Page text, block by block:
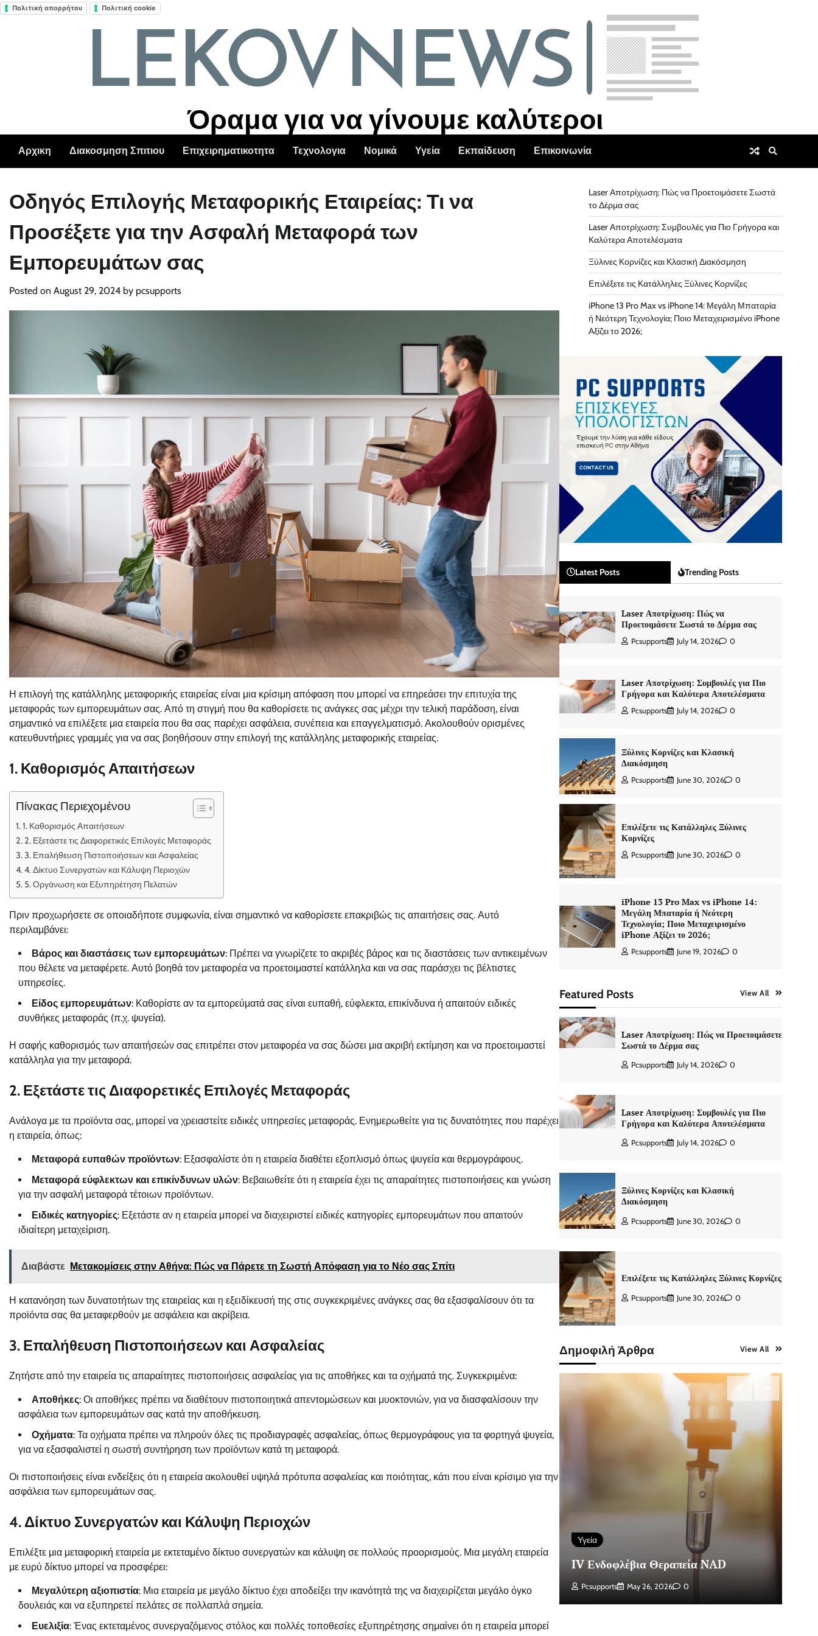
Πολιτική απορρήτου Πολιτική cookie
Όραμα για να γίνουμε καλύτεροι
Αρχικη Διακοσμηση Σπιτιου Επιχειρηματικοτητα Τεχνολογια Νομικά Υγεία Εκπαίδευση Επικοινωνία
Οδηγός Επιλογής Μεταφορικής Εταιρείας: Τι να
Προσέξετε για την Ασφαλή Μεταφορά των
Εμπορευμάτων σας
Posted on August 29, 2024 by pcsupports
Η επιλογή της κατάλληλης μεταφορικής εταιρείας είναι μια κρίσιμη απόφαση που μπορεί να επηρεάσει την επιτυχία της
μεταφοράς των εμπορευμάτων σας. Από τη στιγμή που θα καθορίσετε τις ανάγκες σας μέχρι την τελική παράδοση, είναι
σημαντικό να επιλέξετε μια εταιρεία που θα σας παρέχει ασφάλεια, συνέπεια και επαγγελματισμό. Ακολουθούν ορισμένες
κατευθυντήριες γραμμές για να σας βοηθήσουν στην επιλογή της κατάλληλης μεταφορικής εταιρείας.
1. Καθορισμός Απαιτήσεων
Πίνακας Περιεχομένου
1. Καθορισμός Απαιτήσεων
2. Εξετάστε τις Διαφορετικές Επιλογές Μεταφοράς
3. Επαλήθευση Πιστοποιήσεων και Ασφαλείας
4. Δίκτυο Συνεργατών και Κάλυψη Περιοχών
5. Οργάνωση και Εξυπηρέτηση Πελατών
Πριν προχωρήσετε σε οποιαδήποτε συμφωνία, είναι σημαντικό να καθορίσετε επακριβώς τις απαιτήσεις σας. Αυτό
περιλαμβάνει:
Βάρος και διαστάσεις των εμπορευμάτων: Πρέπει να γνωρίζετε το ακριβές βάρος και τις διαστάσεις των αντικειμένων
που θέλετε να μεταφέρετε. Αυτό βοηθά τον μεταφορέα να προετοιμαστεί κατάλληλα και να σας παράσχει τις βέλτιστες
υπηρεσίες.
Είδος εμπορευμάτων: Καθορίστε αν τα εμπορεύματά σας είναι ευπαθή, εύφλεκτα, επικίνδυνα ή απαιτούν ειδικές
συνθήκες μεταφοράς (π.χ. ψυγεία).
Η σαφής καθορισμός των απαιτήσεών σας επιτρέπει στον μεταφορέα να σας δώσει μια ακριβή εκτίμηση και να προετοιμαστεί
κατάλληλα για την μεταφορά.
2. Εξετάστε τις Διαφορετικές Επιλογές Μεταφοράς
Ανάλογα με τα προϊόντα σας, μπορεί να χρειαστείτε ειδικές υπηρεσίες μεταφοράς. Ενημερωθείτε για τις δυνατότητες που παρέχει
η εταιρεία, όπως:
Μεταφορά ευπαθών προϊόντων: Εξασφαλίστε ότι η εταιρεία διαθέτει εξοπλισμό όπως ψυγεία και θερμογράφους.
Μεταφορά εύφλεκτων και επικίνδυνων υλών: Βεβαιωθείτε ότι η εταιρεία έχει τις απαραίτητες πιστοποιήσεις και γνώση
για την ασφαλή μεταφορά τέτοιων προϊόντων.
Ειδικές κατηγορίες: Εξετάστε αν η εταιρεία μπορεί να διαχειριστεί ειδικές κατηγορίες εμπορευμάτων που απαιτούν
ιδιαίτερη μεταχείριση.
Διαβάστε Μετακομίσεις στην Αθήνα: Πώς να Πάρετε τη Σωστή Απόφαση για το Νέο σας Σπίτι
Η κατανόηση των δυνατοτήτων της εταιρείας και η εξειδίκευσή της στις συγκεκριμένες ανάγκες σας θα εξασφαλίσουν ότι τα
προϊόντα σας θα μεταφερθούν με ασφάλεια και ακρίβεια.
3. Επαλήθευση Πιστοποιήσεων και Ασφαλείας
Ζητήστε από την εταιρεία τις απαραίτητες πιστοποιήσεις ασφαλείας για τις αποθήκες και τα οχήματά της. Συγκεκριμένα:
Αποθήκες: Οι αποθήκες πρέπει να διαθέτουν πιστοποιητικά απεντομώσεων και μυοκτονιών, για να διασφαλίσουν την
ασφάλεια των εμπορευμάτων σας κατά την αποθήκευση.
Οχήματα: Τα οχήματα πρέπει να πληρούν όλες τις προδιαγραφές ασφαλείας, όπως θερμογράφους για τα φορτηγά ψυγεία,
για να εξασφαλιστεί η σωστή συντήρηση των προϊόντων κατά τη μεταφορά.
Οι πιστοποιήσεις είναι ενδείξεις ότι η εταιρεία ακολουθεί υψηλά πρότυπα ασφαλείας και ποιότητας, κάτι που είναι κρίσιμο για την
ασφάλεια των εμπορευμάτων σας.
4. Δίκτυο Συνεργατών και Κάλυψη Περιοχών
Επιλέξτε μια μεταφορική εταιρεία με εκτεταμένο δίκτυο συνεργατών και κάλυψη σε πολλούς προορισμούς. Μια μεγάλη εταιρεία
με ευρύ δίκτυο μπορεί να προσφέρει:
Μεγαλύτερη αξιοπιστία: Μια εταιρεία με μεγάλο δίκτυο έχει αποδείξει την ικανότητά της να διαχειρίζεται μεγάλο όγκο
δουλειάς και να εξυπηρετεί πελάτες σε πολλαπλά σημεία.
Ευελιξία: Ένας εκτεταμένος συνεργαζόμενος στόλος και πολλές τοποθεσίες εξυπηρέτησης σημαίνει ότι η εταιρεία μπορεί
Laser Αποτρίχωση: Πώς να Προετοιμάσετε Σωστά
το Δέρμα σας
Laser Αποτρίχωση: Συμβουλές για Πιο Γρήγορα και
Καλύτερα Αποτελέσματα
Ξύλινες Κορνίζες και Κλασική Διακόσμηση
Επιλέξετε τις Κατάλληλες Ξύλινες Κορνίζες
iPhone 13 Pro Max vs iPhone 14: Μεγάλη Μπαταρία
ή Νεότερη Τεχνολογία; Ποιο Μεταχειρισμένο iPhone
Αξίζει το 2026;
Latest Posts Trending Posts
Laser Αποτρίχωση: Πώς να
Προετοιμάσετε Σωστά το Δέρμα σας
Pcsupports July 14, 2026 0
Laser Αποτρίχωση: Συμβουλές για Πιο
Γρήγορα και Καλύτερα Αποτελέσματα
Pcsupports July 14, 2026 0
Ξύλινες Κορνίζες και Κλασική
Διακόσμηση
Pcsupports June 30, 2026 0
Επιλέξετε τις Κατάλληλες Ξύλινες
Κορνίζες
Pcsupports June 30, 2026 0
iPhone 13 Pro Max vs iPhone 14:
Μεγάλη Μπαταρία ή Νεότερη
Τεχνολογία; Ποιο Μεταχειρισμένο
iPhone Αξίζει το 2026;
Pcsupports June 19, 2026 0
Featured Posts View All
Laser Αποτρίχωση: Πώς να Προετοιμάσετε
Σωστά το Δέρμα σας
Pcsupports July 14, 2026 0
Laser Αποτρίχωση: Συμβουλές για Πιο
Γρήγορα και Καλύτερα Αποτελέσματα
Pcsupports July 14, 2026 0
Ξύλινες Κορνίζες και Κλασική
Διακόσμηση
Pcsupports June 30, 2026 0
Επιλέξετε τις Κατάλληλες Ξύλινες Κορνίζες
Pcsupports June 30, 2026 0
Δημοφιλή Άρθρα View All
Pcsupports May 9, 2026
Υγεία
IV Ενδοφλέβια Θεραπεία NAD
Pcsupports May 26, 2026 0